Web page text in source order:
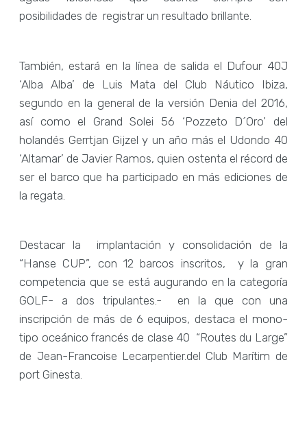
posibilidades de registrar un resultado brillante.
También, estará en la línea de salida el Dufour 40J
‘Alba Alba’ de Luis Mata del Club Náutico Ibiza,
segundo en la general de la versión Denia del 2016,
así como el Grand Solei 56 ‘Pozzeto D´Oro’ del
holandés Gerrtjan Gijzel y un año más el Udondo 40
‘Altamar’ de Javier Ramos, quien ostenta el récord de
ser el barco que ha participado en más ediciones de
la regata.
Destacar la implantación y consolidación de la
“Hanse CUP”, con 12 barcos inscritos, y la gran
competencia que se está augurando en la categoría
GOLF- a dos tripulantes.- en la que con una
inscripción de más de 6 equipos, destaca el mono-
tipo oceánico francés de clase 40 “Routes du Large”
de Jean-Francoise Lecarpentier.del Club Marítim de
port Ginesta.